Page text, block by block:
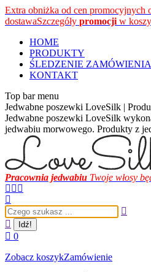
Przewiń
do
Extra obniżka od cen promocyjnych
dostawaSzczegóły promocji w
HOME
PRODUKTY
ŚLEDZENIE ZAMÓWIENIA
KONTAKT
Top bar menu
Jedwabne poszewki LoveSilk |
Jedwabne poszewki LoveSilk
jedwabiu morwowego. Produkty z
Pracownia jedwabiu Twoje włosy
Facebook
opens
in
new
window
Instagram
opens
in
new
window
opens
in
new
Szukaj:
0
Zobacz koszykZamówienie